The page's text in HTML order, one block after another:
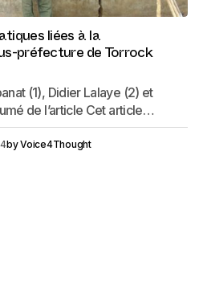
liées à la
préfecture de Torrock
(1), Didier Lalaye (2) et
de l’article Cet article…
byVoice4Thought